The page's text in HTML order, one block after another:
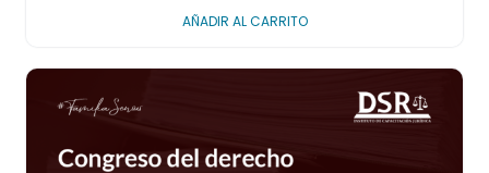
AÑADIR AL CARRITO